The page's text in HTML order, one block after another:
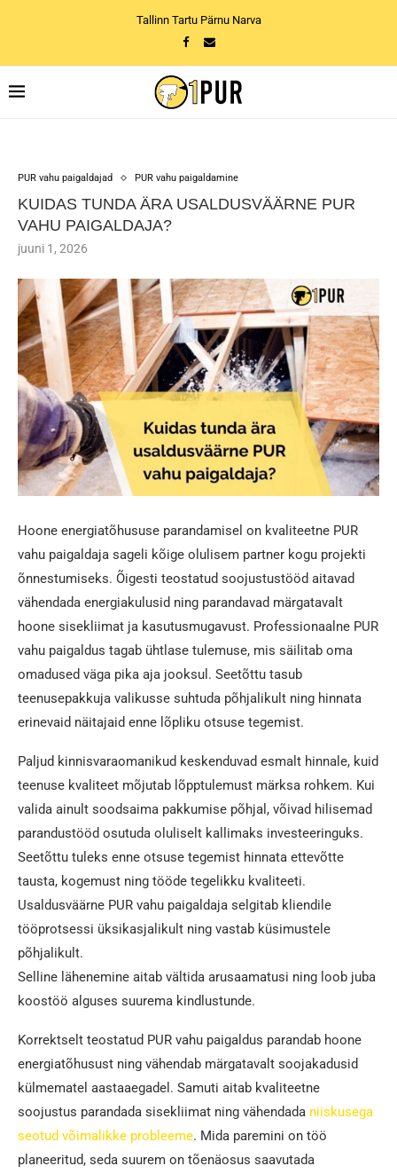
Tallinn Tartu Pärnu Narva
PUR vahu paigaldajad PUR vahu paigaldamine
KUIDAS TUNDA ÄRA USALDUSVÄÄRNE PUR
VAHU PAIGALDAJA?
juuni 1, 2026
Hoone energiatõhususe parandamisel on kvaliteetne PUR
vahu paigaldaja sageli kõige olulisem partner kogu projekti
õnnestumiseks. Õigesti teostatud soojustustööd aitavad
vähendada energiakulusid ning parandavad märgatavalt
hoone sisekliimat ja kasutusmugavust. Professionaalne PUR
vahu paigaldus tagab ühtlase tulemuse, mis säilitab oma
omadused väga pika aja jooksul. Seetõttu tasub
teenusepakkuja valikusse suhtuda põhjalikult ning hinnata
erinevaid näitajaid enne lõpliku otsuse tegemist.
Paljud kinnisvaraomanikud keskenduvad esmalt hinnale, kuid
teenuse kvaliteet mõjutab lõpptulemust märksa rohkem. Kui
valida ainult soodsaima pakkumise põhjal, võivad hilisemad
parandustööd osutuda oluliselt kallimaks investeeringuks.
Seetõttu tuleks enne otsuse tegemist hinnata ettevõtte
tausta, kogemust ning tööde tegelikku kvaliteeti.
Usaldusväärne PUR vahu paigaldaja selgitab kliendile
tööprotsessi üksikasjalikult ning vastab küsimustele
põhjalikult.
Selline lähenemine aitab vältida arusaamatusi ning loob juba
koostöö alguses suurema kindlustunde.
Korrektselt teostatud PUR vahu paigaldus parandab hoone
energiatõhusust ning vähendab märgatavalt soojakadusid
külmematel aastaaegadel. Samuti aitab kvaliteetne
soojustus parandada sisekliimat ning vähendada niiskusega
seotud võimalikke probleeme. Mida paremini on töö
planeeritud, seda suurem on tõenäosus saavutada